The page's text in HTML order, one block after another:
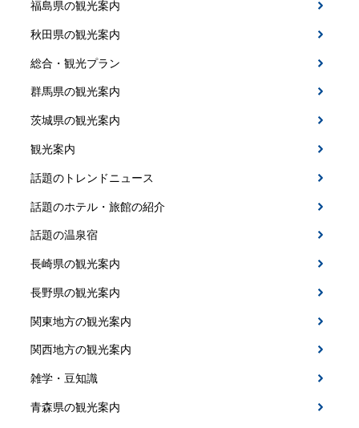
福島県の観光案内
秋田県の観光案内
総合・観光プラン
群馬県の観光案内
茨城県の観光案内
観光案内
話題のトレンドニュース
話題のホテル・旅館の紹介
話題の温泉宿
長崎県の観光案内
長野県の観光案内
関東地方の観光案内
関西地方の観光案内
雑学・豆知識
青森県の観光案内